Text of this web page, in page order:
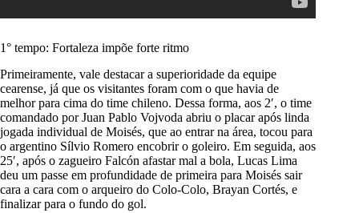
1° tempo: Fortaleza impõe forte ritmo
Primeiramente, vale destacar a superioridade da equipe
cearense, já que os visitantes foram com o que havia de
melhor para cima do time chileno. Dessa forma, aos 2′, o time
comandado por Juan Pablo Vojvoda abriu o placar após linda
jogada individual de Moisés, que ao entrar na área, tocou para
o argentino Sílvio Romero encobrir o goleiro. Em seguida, aos
25′, após o zagueiro Falcón afastar mal a bola, Lucas Lima
deu um passe em profundidade de primeira para Moisés sair
cara a cara com o arqueiro do Colo-Colo, Brayan Cortés, e
finalizar para o fundo do gol.